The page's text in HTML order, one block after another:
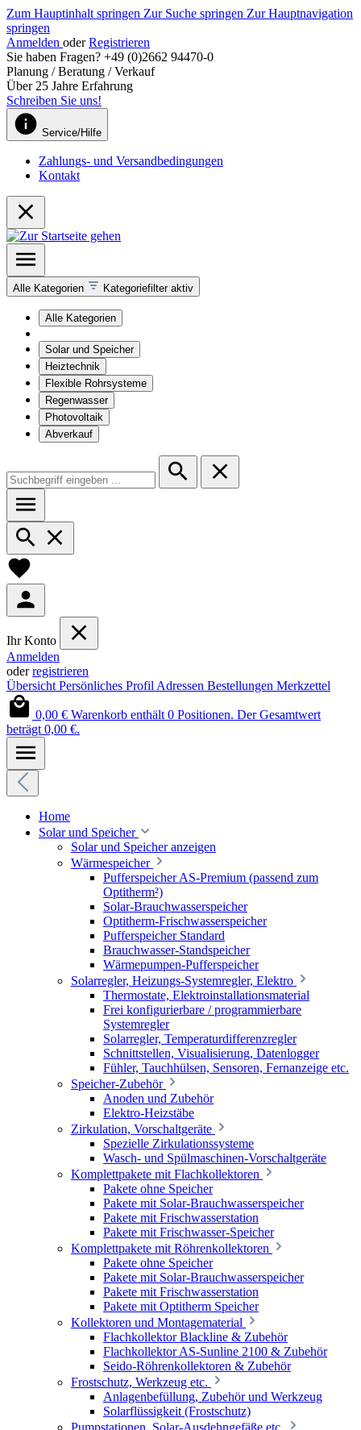
Zum Hauptinhalt springen Zur Suche springen Zur Hauptnavigation
springen
Anmelden oder Registrieren
Sie haben Fragen? +49 (0)2662 94470-0
Planung / Beratung / Verkauf
Über 25 Jahre Erfahrung
Schreiben Sie uns!
Service/Hilfe
Zahlungs- und Versandbedingungen
Kontakt
Alle Kategorien Kategoriefilter aktiv
Alle Kategorien
Solar und Speicher
Heiztechnik
Flexible Rohrsysteme
Regenwasser
Photovoltaik
Abverkauf
Ihr Konto
Anmelden
oderregistrieren
Übersicht Persönliches Profil Adressen Bestellungen Merkzettel
0,00 € Warenkorb enthält 0 Positionen. Der Gesamtwert
beträgt 0,00 €.
Home
Solar und Speicher
Solar und Speicher anzeigen
Wärmespeicher
Pufferspeicher AS-Premium (passend zum
Optitherm²)
Solar-Brauchwasserspeicher
Optitherm-Frischwasserspeicher
Pufferspeicher Standard
Brauchwasser-Standspeicher
Wärmepumpen-Pufferspeicher
Solarregler, Heizungs-Systemregler, Elektro
Thermostate, Elektroinstallationsmaterial
Frei konfigurierbare / programmierbare
Systemregler
Solarregler, Temperaturdifferenzregler
Schnittstellen, Visualisierung, Datenlogger
Fühler, Tauchhülsen, Sensoren, Fernanzeige etc.
Speicher-Zubehör
Anoden und Zubehör
Elektro-Heizstäbe
Zirkulation, Vorschaltgeräte
Spezielle Zirkulationssysteme
Wasch- und Spülmaschinen-Vorschaltgeräte
Komplettpakete mit Flachkollektoren
Pakete ohne Speicher
Pakete mit Solar-Brauchwasserspeicher
Pakete mit Frischwasserstation
Pakete mit Frischwasser-Speicher
Komplettpakete mit Röhrenkollektoren
Pakete ohne Speicher
Pakete mit Solar-Brauchwasserspeicher
Pakete mit Frischwasserstation
Pakete mit Optitherm Speicher
Kollektoren und Montagematerial
Flachkollektor Blackline & Zubehör
Flachkollektor AS-Sunline 2100 & Zubehör
Seido-Röhrenkollektoren & Zubehör
Frostschutz, Werkzeug etc.
Anlagenbefüllung, Zubehör und Werkzeug
Solarflüssigkeit (Frostschutz)
Pumpstationen, Solar-Ausdehngefäße etc.